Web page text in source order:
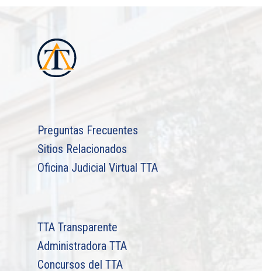
Preguntas Frecuentes
Sitios Relacionados
Oficina Judicial Virtual TTA
TTA Transparente
Administradora TTA
Concursos del TTA